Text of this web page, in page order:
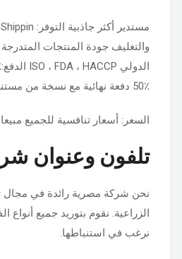
والتغليف جودة المنتجات المتدرجة
50٪ دفعة نهائية مع نسخة من مستند الشحن المؤكد.
السعر: أسعار تنافسية للجميع
تلفون وعنوان
نحن شركة مصرية رائدة في مجال
الزراعية. نقوم بتوريد جميع أنواع
نرغب في استنباطها.